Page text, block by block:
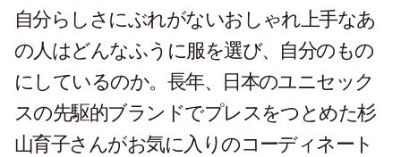
自分らしさにぶれがないおしゃれ上手なあ
の人はどんなふうに服を選び、自分のもの
にしているのか。長年、日本のユニセック
スの先駆的ブランドでプレスをつとめた杉
山育子さんがお気に入りのコーディネート